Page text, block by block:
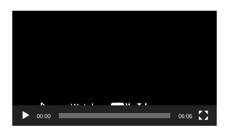
00:00 06:06